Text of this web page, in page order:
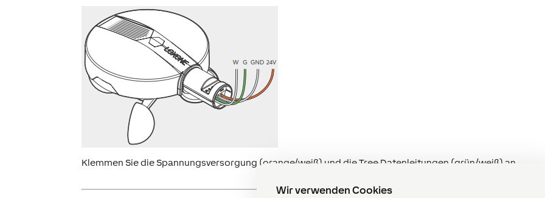
Wir verwenden Cookies
Klemmen Sie die Spannungsversorgung (orange/weiß) und die Tree Datenleitungen (grün/weiß) an.